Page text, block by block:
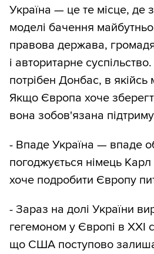
Україна — це те місце, де
моделі бачення
правова держава,
і авторитарне
потрібен Донбас, в якійсь
Якщо Європа хоче
вона зобов'язана
- Впаде Україна — впаде
погоджується німець Карл
хоче подробити Європу
- Зараз на долі України
гегемоном у Європі в ХХІ
що США поступово